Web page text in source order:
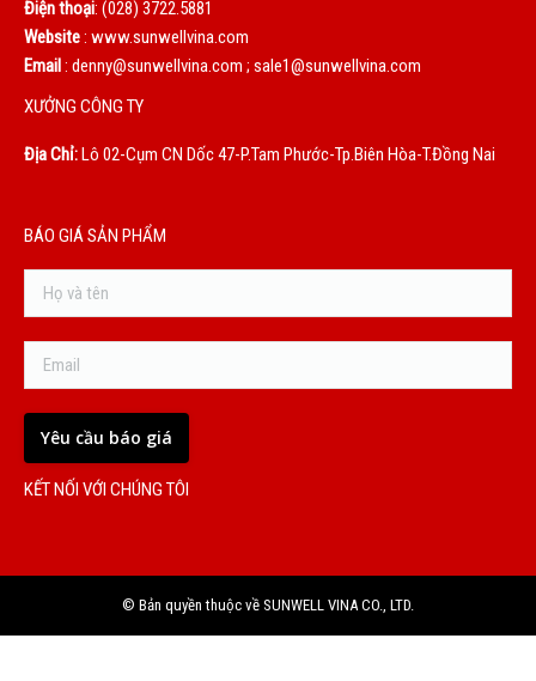
Điện thoại: (028) 3722.5881
Website: www.sunwellvina.com
Email: denny@sunwellvina.com ; sale1@sunwellvina.com
XƯỞNG CÔNG TY
Địa Chỉ:Lô 02-Cụm CN Dốc 47-P.Tam Phước-Tp.Biên Hòa-T.Đồng Nai
BÁO GIÁ SẢN PHẨM
KẾT NỐI VỚI CHÚNG TÔI
© Bản quyền thuộc về SUNWELL VINA CO., LTD.